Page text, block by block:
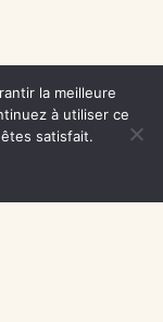
la meilleure
à utiliser ce
satisfait.